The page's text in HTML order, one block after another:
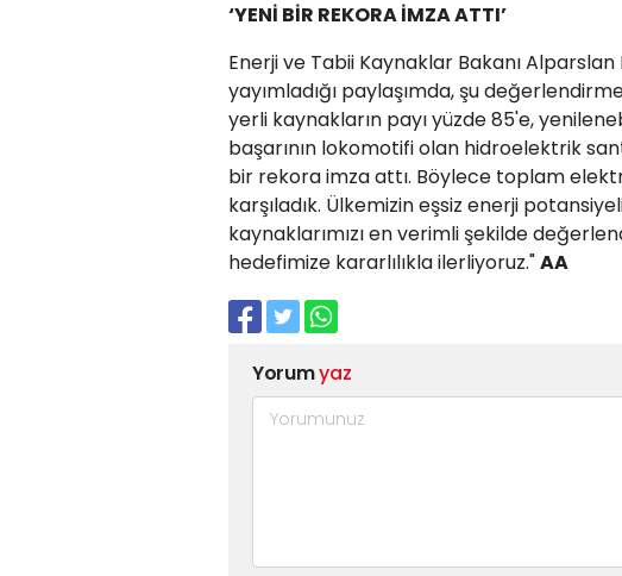
‘YENİ BİR REKORA İMZA ATTI’
Enerji ve Tabii Kaynaklar Bakanı
yayımladığı paylaşımda, şu
yerli kaynakların payı yüzde 85'e,
başarının lokomotifi olan hidroelektrik
bir rekora imza attı. Böylece toplam
karşıladık. Ülkemizin eşsiz enerji
kaynaklarımızı en verimli şekilde
hedefimize kararlılıkla ilerliyoruz."AA
Yorumyaz